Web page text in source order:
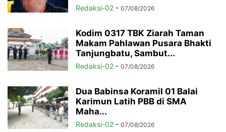
Redaksi-02 - 07/08/2026
Kodim 0317 TBK Ziarah Taman
Makam Pahlawan Pusara Bhakti
Tanjungbatu, Sambut...
Redaksi-02 - 07/08/2026
Dua Babinsa Koramil 01 Balai
Karimun Latih PBB di SMA
Maha...
Redaksi-02 - 07/08/2026